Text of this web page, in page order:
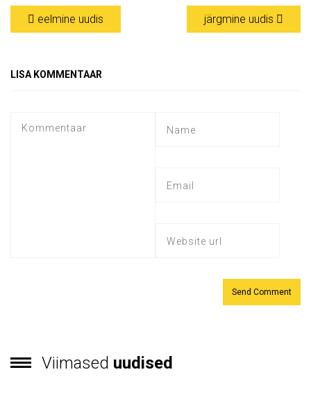
eelmine uudis järgmine uudis
LISA KOMMENTAAR
Viimased uudised